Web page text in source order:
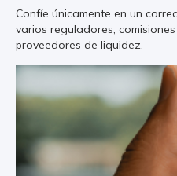
Confíe únicamente en un
varios reguladores,
proveedores de liquidez.